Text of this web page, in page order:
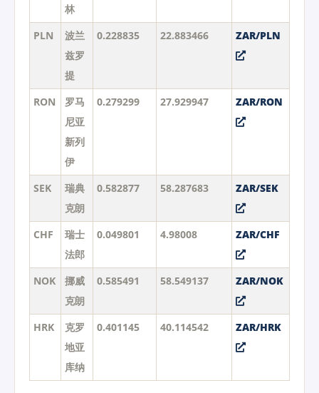
林
PLN
波兰
兹罗
提
0.228835 22.883466 ZAR/PLN
RON
罗马
尼亚
新列
伊
0.279299 27.929947 ZAR/RON
SEK
瑞典
克朗
0.582877 58.287683 ZAR/SEK
CHF
瑞士
法郎
0.049801 4.98008 ZAR/CHF
NOK
挪威
克朗
0.585491 58.549137 ZAR/NOK
HRK
克罗
地亚
库纳
0.401145 40.114542 ZAR/HRK